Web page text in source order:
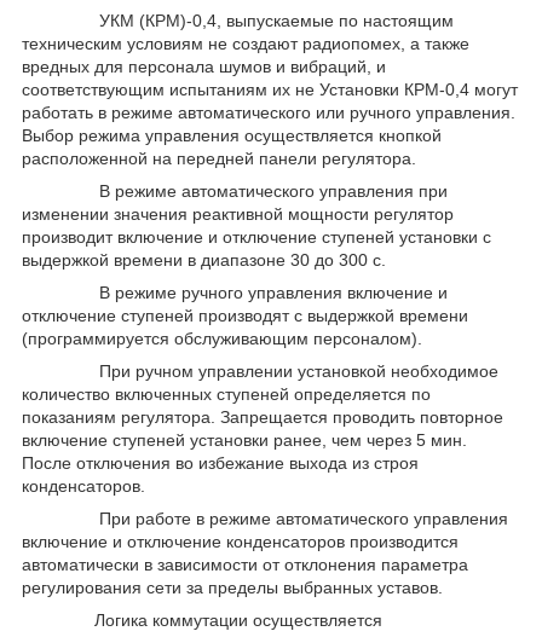
УКМ (КРМ)-0,4, выпускаемые по настоящим
техническим условиям не создают радиопомех, а также
вредных для персонала шумов и вибраций, и
соответствующим испытаниям их не Установки КРМ-0,4 могут
работать в режиме автоматического или ручного управления.
Выбор режима управления осуществляется кнопкой
расположенной на передней панели регулятора.
В режиме автоматического управления при
изменении значения реактивной мощности регулятор
производит включение и отключение ступеней установки с
выдержкой времени в диапазоне 30 до 300 с.
В режиме ручного управления включение и
отключение ступеней производят с выдержкой времени
(программируется обслуживающим персоналом).
При ручном управлении установкой необходимое
количество включенных ступеней определяется по
показаниям регулятора. Запрещается проводить повторное
включение ступеней установки ранее, чем через 5 мин.
После отключения во избежание выхода из строя
конденсаторов.
При работе в режиме автоматического управления
включение и отключение конденсаторов производится
автоматически в зависимости от отклонения параметра
регулирования сети за пределы выбранных уставов.
Логика коммутации осуществляется